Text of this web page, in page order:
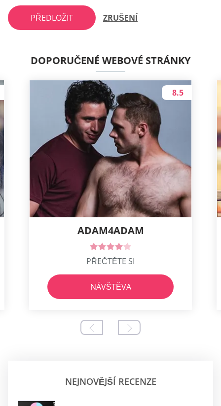
PŘEDLOŽIT ZRUŠENÍ
DOPORUČENÉ WEBOVÉ STRÁNKY
ADAM4ADAM
8.5
PŘEČTĚTE SI
NÁVŠTĚVA
NEJNOVĚJŠÍ RECENZE